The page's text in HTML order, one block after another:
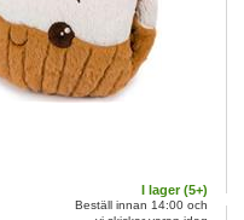
I lager (5+)
Beställ innan 14:00 och